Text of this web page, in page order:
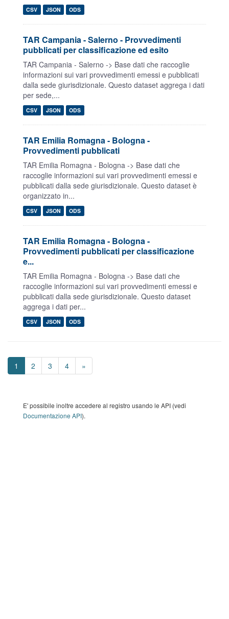
CSV JSON ODS
TAR Campania - Salerno - Provvedimenti
pubblicati per classificazione ed esito
TAR Campania - Salerno -> Base dati che raccoglie
informazioni sui vari provvedimenti emessi e pubblicati
dalla sede giurisdizionale. Questo dataset aggrega i dati
per sede,...
CSV JSON ODS
TAR Emilia Romagna - Bologna -
Provvedimenti pubblicati
TAR Emilia Romagna - Bologna -> Base dati che
raccoglie informazioni sui vari provvedimenti emessi e
pubblicati dalla sede giurisdizionale. Questo dataset è
organizzato in...
CSV JSON ODS
TAR Emilia Romagna - Bologna -
Provvedimenti pubblicati per classificazione
e...
TAR Emilia Romagna - Bologna -> Base dati che
raccoglie informazioni sui vari provvedimenti emessi e
pubblicati dalla sede giurisdizionale. Questo dataset
aggrega i dati per...
CSV JSON ODS
1 2 3 4 »
E' possibile inoltre accedere al registro usando le API (vedi
Documentazione API).